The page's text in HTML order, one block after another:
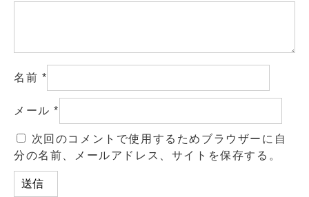
名前 *
メール*
次回のコメントで使用するためブラウザーに自
分の名前、メールアドレス、サイトを保存する。